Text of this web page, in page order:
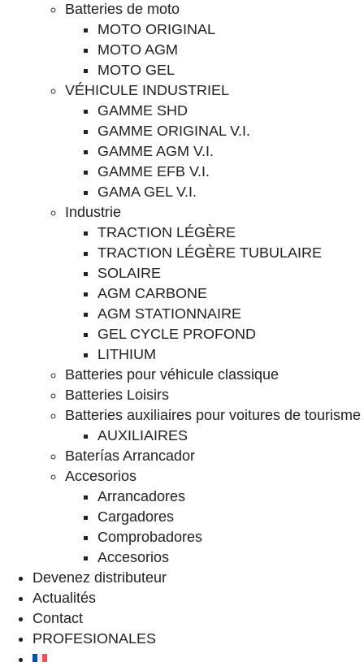
Batteries de moto
MOTO ORIGINAL
MOTO AGM
MOTO GEL
VÉHICULE INDUSTRIEL
GAMME SHD
GAMME ORIGINAL V.I.
GAMME AGM V.I.
GAMME EFB V.I.
GAMA GEL V.I.
Industrie
TRACTION LÉGÈRE
TRACTION LÉGÈRE TUBULAIRE
SOLAIRE
AGM CARBONE
AGM STATIONNAIRE
GEL CYCLE PROFOND
LITHIUM
Batteries pour véhicule classique
Batteries Loisirs
Batteries auxiliaires pour voitures de tourisme
AUXILIAIRES
Baterías Arrancador
Accesorios
Arrancadores
Cargadores
Comprobadores
Accesorios
Devenez distributeur
Actualités
Contact
PROFESIONALES